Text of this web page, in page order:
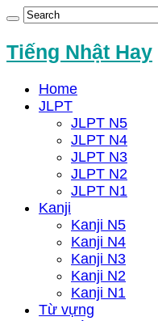
Tiếng Nhật Hay
Home
JLPT
JLPT N5
JLPT N4
JLPT N3
JLPT N2
JLPT N1
Kanji
Kanji N5
Kanji N4
Kanji N3
Kanji N2
Kanji N1
Từ vựng